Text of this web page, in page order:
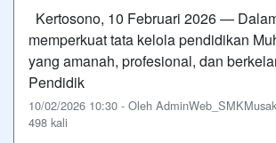
Kertosono, 10 Februari 2026 —
memperkuat tata kelola pendidikan
yang amanah, profesional, dan
Pendidik
10/02/2026 10:30 - Oleh
498 kali